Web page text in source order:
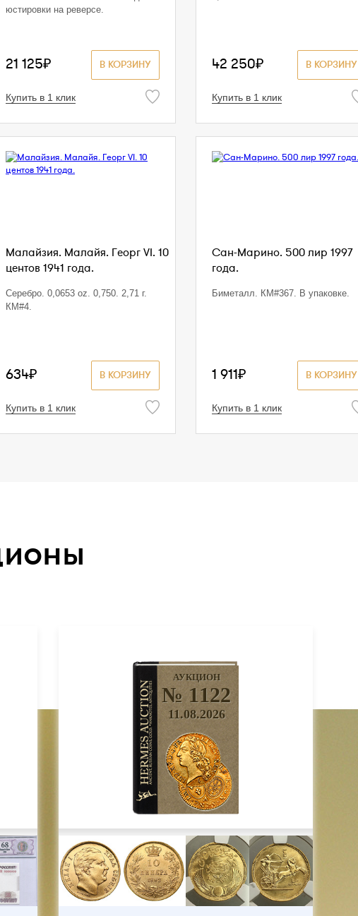
юстировки на реверсе.
В КОРЗИНУ
21 125₽
Купить в 1 клик
В КОРЗИНУ
42 250₽
Купить в 1 клик
Малайзия. Малайя. Георг VI. 10
центов 1941 года.
Серебро. 0,0653 oz. 0,750. 2,71 г.
КМ#4.
В КОРЗИНУ
634₽
Купить в 1 клик
Сан-Марино. 500 лир 1997
года.
Биметалл. КМ#367. В упаковке.
В КОРЗИНУ
1 911₽
Купить в 1 клик
АУКЦИОН
№ 1122
11.08.2026